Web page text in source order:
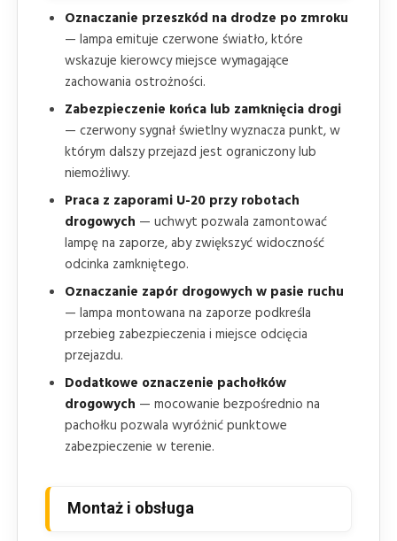
Oznaczanie przeszkód na drodze po zmroku
— lampa emituje czerwone światło, które
wskazuje kierowcy miejsce wymagające
zachowania ostrożności.
Zabezpieczenie końca lub zamknięcia drogi
— czerwony sygnał świetlny wyznacza punkt, w
którym dalszy przejazd jest ograniczony lub
niemożliwy.
Praca z zaporami U-20 przy robotach
drogowych — uchwyt pozwala zamontować
lampę na zaporze, aby zwiększyć widoczność
odcinka zamkniętego.
Oznaczanie zapór drogowych w pasie ruchu
— lampa montowana na zaporze podkreśla
przebieg zabezpieczenia i miejsce odcięcia
przejazdu.
Dodatkowe oznaczenie pachołków
drogowych — mocowanie bezpośrednio na
pachołku pozwala wyróżnić punktowe
zabezpieczenie w terenie.
Montaż i obsługa